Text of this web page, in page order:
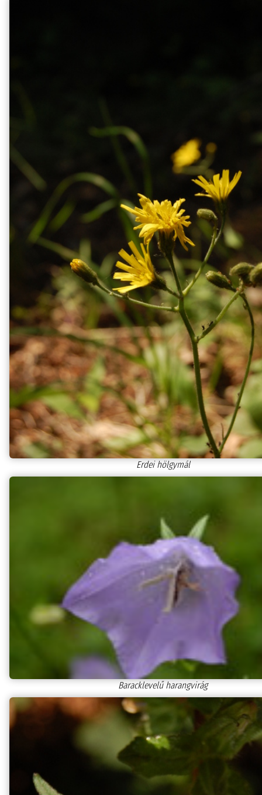
Erdei hölgymál
Baracklevelű harangvirág